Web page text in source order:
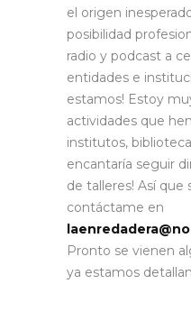
el origen
posibilidad
radio y podcast a
entidades e
estamos! Estoy
actividades que
institutos,
encantaría seguir
de talleres! Así que
contáctame en
Pronto se vienen
ya estamos